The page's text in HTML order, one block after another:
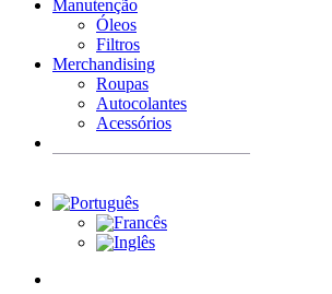
Manutenção
Óleos
Filtros
Merchandising
Roupas
Autocolantes
Acessórios